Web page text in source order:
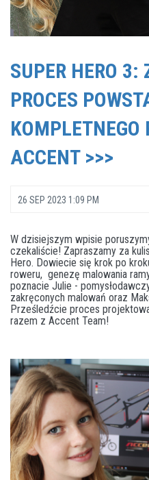
SUPER HERO 3:
PROCES
KOMPLETNEGO
ACCENT >>>
26 SEP 2023 1:09 PM
W dzisiejszym wpisie
czekaliście! Zapraszamy za
Hero. Dowiecie się krok po
roweru, genezę malowania
poznacie Julie -
zakręconych malowań oraz
Prześledźcie proces
razem z Accent Team!